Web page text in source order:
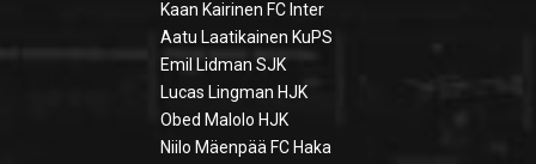
Kaan Kairinen FC Inter
Aatu Laatikainen KuPS
Emil Lidman SJK
Lucas Lingman HJK
Obed Malolo HJK
Niilo Mäenpää FC Haka